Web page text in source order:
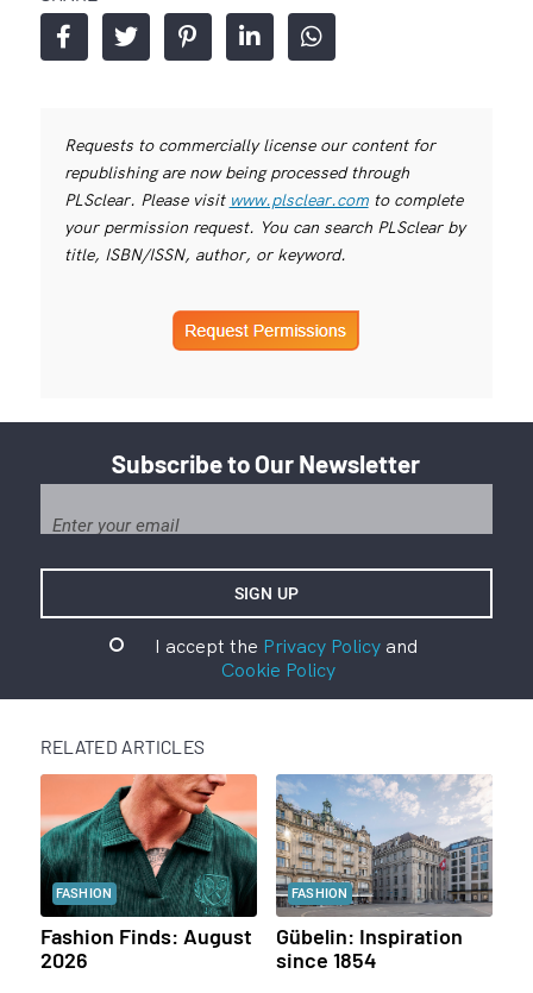
Requests to commercially license our content for
republishing are now being processed through
PLSclear. Please visit www.plsclear.comto complete
your permission request. You can search PLSclear by
title, ISBN/ISSN, author, or keyword.
Subscribe to Our Newsletter
I accept the Privacy Policyand
Cookie Policy
RELATED ARTICLES
FASHION
Fashion Finds: August
2026
FASHION
Gübelin: Inspiration
since 1854